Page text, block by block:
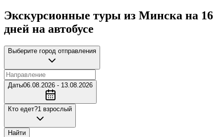
Экскурсионные туры из Минска на 16
дней на автобусе
Выберите город отправления
Даты06.08.2026 - 13.08.2026
Кто едет?1 взрослый
Найти